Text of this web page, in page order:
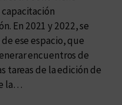
En 2021 y 2022, se
ese espacio, que
encuentros de
tareas de la edición de
la…